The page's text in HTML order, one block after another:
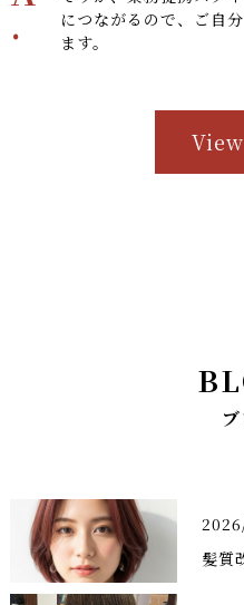
.
につながるので、ご自
ます。